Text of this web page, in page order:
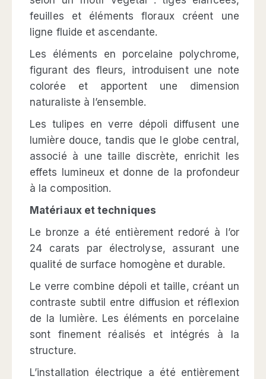
feuilles et éléments floraux créent une
ligne fluide et ascendante.
Les éléments en porcelaine polychrome,
figurant des fleurs, introduisent une note
colorée et apportent une dimension
naturaliste à l’ensemble.
Les tulipes en verre dépoli diffusent une
lumière douce, tandis que le globe central,
associé à une taille discrète, enrichit les
effets lumineux et donne de la profondeur
à la composition.
Matériaux et techniques
Le bronze a été entièrement redoré à l’or
24 carats par électrolyse, assurant une
qualité de surface homogène et durable.
Le verre combine dépoli et taille, créant un
contraste subtil entre diffusion et réflexion
de la lumière. Les éléments en porcelaine
sont finement réalisés et intégrés à la
structure.
L’installation électrique a été entièrement